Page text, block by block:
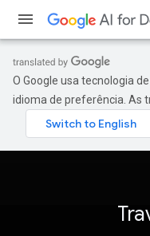
O Google usa tecnologia
idioma de preferência. As